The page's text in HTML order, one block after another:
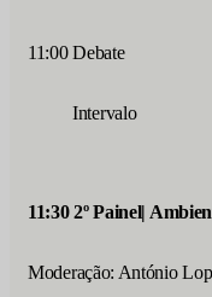
11:00 Debate
Intervalo
11:30 2º Painel|
Moderação: António